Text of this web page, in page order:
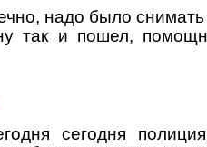
надо было снимать
так и пошел,
сегодня